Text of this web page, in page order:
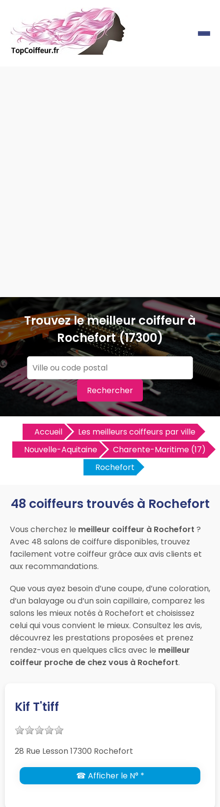
Trouvez le meilleur coiffeur à
Rochefort (17300)
Rechercher
Accueil
Les meilleurs coiffeurs par ville
Nouvelle-Aquitaine
Charente-Maritime (17)
Rochefort
48 coiffeurs trouvés à Rochefort
Vous cherchez le meilleur coiffeur à Rochefort ?
Avec 48 salons de coiffure disponibles, trouvez
facilement votre coiffeur grâce aux avis clients et
aux recommandations.
Que vous ayez besoin d’une coupe, d’une coloration,
d’un balayage ou d’un soin capillaire, comparez les
salons les mieux notés à Rochefort et choisissez
celui qui vous convient le mieux. Consultez les avis,
découvrez les prestations proposées et prenez
rendez-vous en quelques clics avec le meilleur
coiffeur proche de chez vous à Rochefort.
Kif T'tiff
28 Rue Lesson 17300 Rochefort
☎ Afficher le N° *